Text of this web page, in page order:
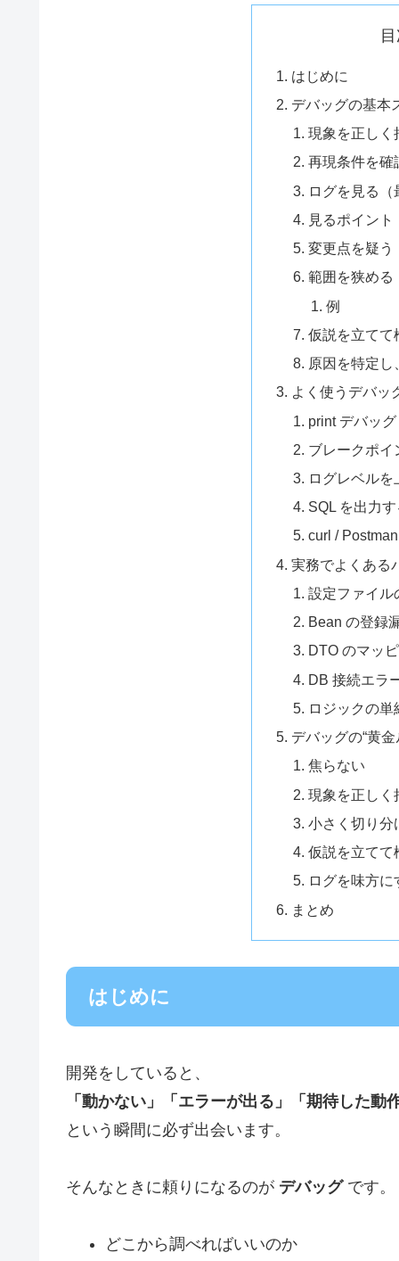
はじめに
デバッグの基本
現象を正しく
再現条件を確
ログを見る（
見るポイント
変更点を疑う
範囲を狭める
例
仮説を立てて
原因を特定
よく使うデバッ
print デバッ
ブレークポイ
ログレベルを
SQL を出力
curl /
実務でよくある
設定ファイル
Bean の登録
DTO のマッ
DB 接続エラ
ロジックの単
デバッグの“黄金
焦らない
現象を正しく
小さく切り分
仮説を立てて
ログを味方に
まとめ
はじめに
開発をしていると、
「動かない」「エラーが出る」「期待した動
という瞬間に必ず出会います。
そんなときに頼りになるのが デバッグです。
どこから調べればいいのか